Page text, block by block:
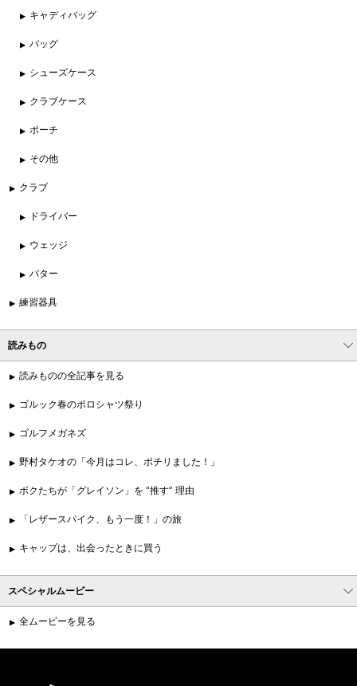
キャディバッグ
バッグ
シューズケース
クラブケース
ポーチ
その他
クラブ
ドライバー
ウェッジ
パター
練習器具
読みもの
読みものの全記事を見る
ゴルック春のポロシャツ祭り
ゴルフメガネズ
野村タケオの「今月はコレ、ポチリました！」
ボクたちが「グレイソン」を “推す” 理由
「レザースパイク、もう一度！」の旅
キャップは、出会ったときに買う
スペシャルムービー
全ムービーを見る